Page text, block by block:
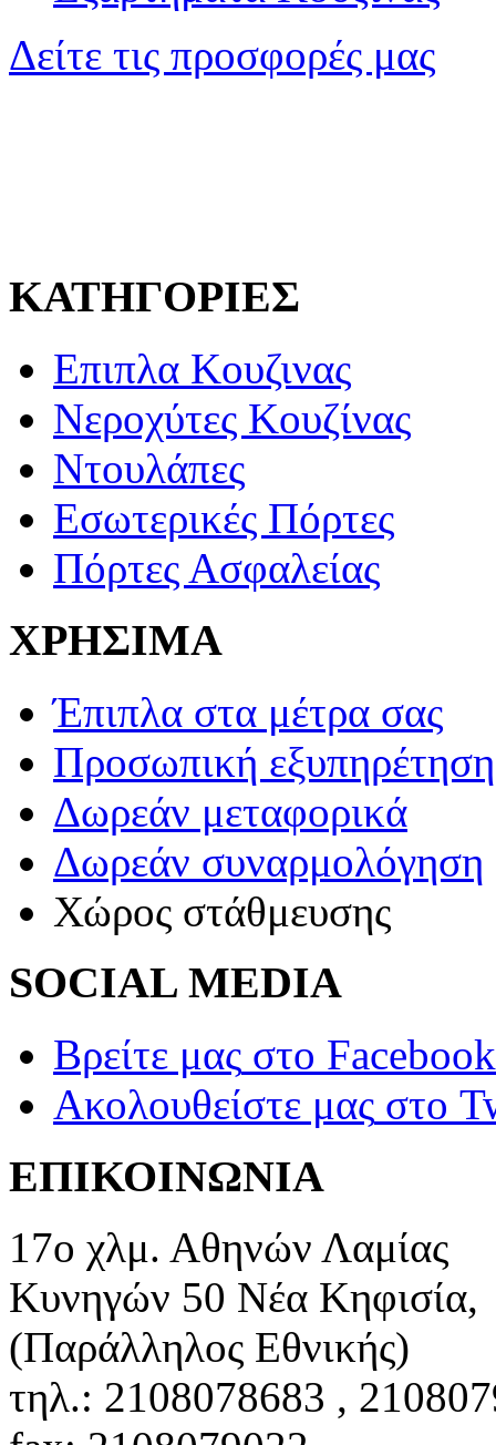
Δείτε τις προσφορές μας
ΚΑΤΗΓΟΡΙΕΣ
Επιπλα Κουζινας
Νεροχύτες Κουζίνας
Ντουλάπες
Εσωτερικές Πόρτες
Πόρτες Ασφαλείας
ΧΡΗΣΙΜΑ
Έπιπλα στα μέτρα σας
Προσωπική εξυπηρέτηση
Δωρεάν μεταφορικά
Δωρεάν συναρμολόγηση
Χώρος στάθμευσης
SOCIAL MEDIA
Βρείτε μας στο Facebook
Ακολουθείστε μας στο
ΕΠΙΚΟΙΝΩΝΙΑ
17ο χλμ. Αθηνών Λαμίας
Κυνηγών 50 Νέα Κηφισία,
(Παράλληλος Εθνικής)
τηλ.: 2108078683 ,